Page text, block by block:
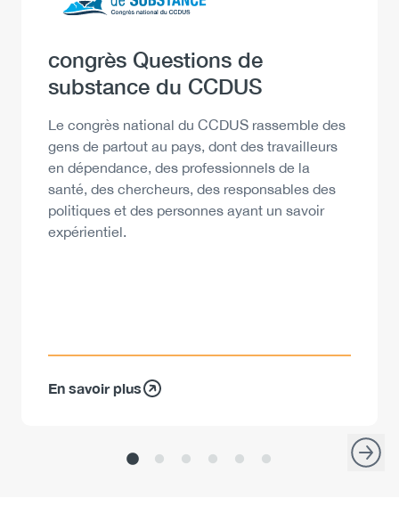
Heading
congrès Questions de
substance du CCDUS
Description
Le congrès national du CCDUS rassemble des
gens de partout au pays, dont des travailleurs
en dépendance, des professionnels de la
santé, des chercheurs, des responsables des
politiques et des personnes ayant un savoir
expérientiel.
En savoir plus